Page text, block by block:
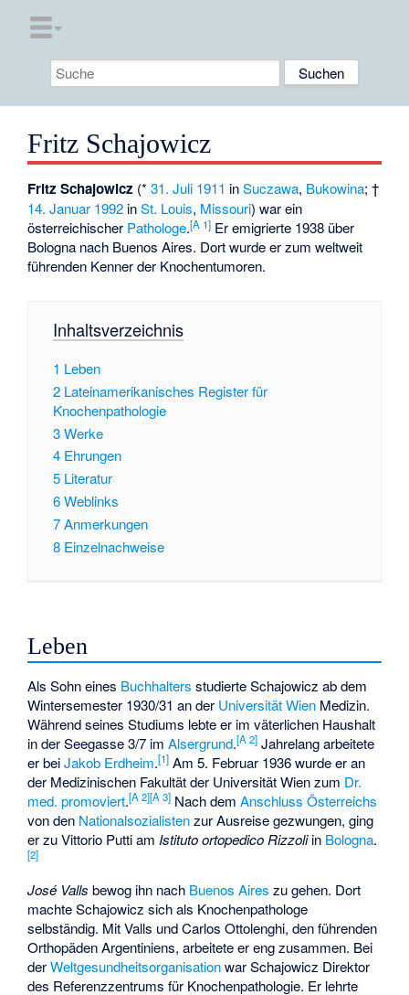
Fritz Schajowicz
Fritz Schajowicz (*31. Juli 1911 inSuczawa, Bukowina; †
14. Januar 1992 inSt. Louis, Missouri) war ein
österreichischer Pathologe.[A 1] Er emigrierte 1938 über
Bologna nach Buenos Aires. Dort wurde er zum weltweit
führenden Kenner der Knochentumoren.
Inhaltsverzeichnis
1 Leben
2 Lateinamerikanisches Register für
Knochenpathologie
3Werke
4 Ehrungen
5 Literatur
6Weblinks
7Anmerkungen
8 Einzelnachweise
Leben
Als Sohn eines Buchhalters studierte Schajowicz ab dem
Wintersemester 1930/31 an der Universität Wien Medizin.
Während seines Studiums lebte er im väterlichen Haushalt
in der Seegasse 3/7 imAlsergrund.[A 2] Jahrelang arbeitete
er beiJakob Erdheim.[1] Am 5. Februar 1936 wurde er an
der Medizinischen Fakultät der Universität Wien zum Dr.
med. promoviert.[A 2][A 3] Nach demAnschluss Österreichs
von den Nationalsozialistenzur Ausreise gezwungen, ging
er zuVittorio Puttiam Istituto ortopedico Rizzoliin Bologna.
[2]
José Valls bewog ihn nach Buenos Aires zu gehen. Dort
machte Schajowicz sich als Knochenpathologe
selbständig. Mit Valls und Carlos Ottolenghi, den führenden
Orthopäden Argentiniens, arbeitete er eng zusammen. Bei
derWeltgesundheitsorganisationwar Schajowicz Direktor
des Referenzzentrums für Knochenpathologie. Er lehrte